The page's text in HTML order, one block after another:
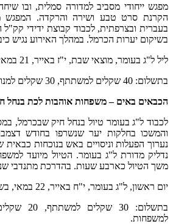
מפגש ייחודי מסביב למדורה סמלית, ובו
הקרנת סרט טבע ושירה והרקדה. המפגש
בעברית ובצרפתית, לכבוד קבוצת ידידי
בשיקום יערות הכרמל. במהלך האירוע נגיש
ליל ל"ג בעומר, מוצאי שבת, י"ז באייר, 21 במאי, בשעה 21:00.
בתשלום: 40 שקלים למשתתף, 30 שקלים למנויי אי ירוק.
הכבאים באים – משפחות אוהבות לכת בנחל
לכבוד ל"ג בעומר טיול בנחל חיק שבכרמל,
והמשכו בחלקות יער שנשרפו בחודש
נערוך הפעלות וניסויים באש בנוכחות
נדליק מדורת ל"ג בעומר. הטיול מיועד
משך הטיול כארבע שעות. בהדרכת מתנדבי
יום ראשון, ל"ג בעומר, י"ח באייר, 22 במאי, בשעה 16:00.
בתשלום:
למשפחות.